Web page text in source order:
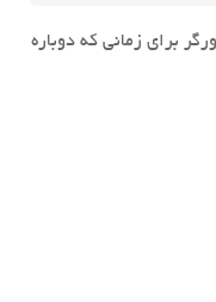
برای زمانی که دوباره